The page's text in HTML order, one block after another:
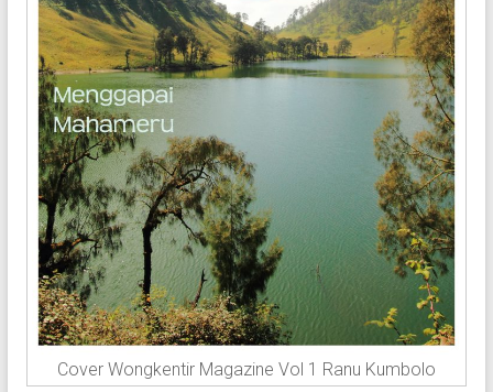
Cover Wongkentir Magazine Vol 1 Ranu Kumbolo